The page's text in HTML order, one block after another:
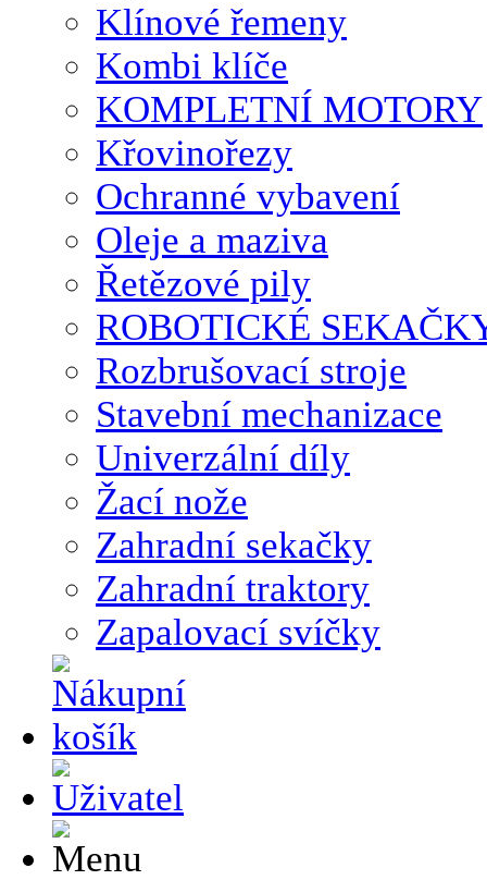
Klínové řemeny
Kombi klíče
KOMPLETNÍ MOTORY
Křovinořezy
Ochranné vybavení
Oleje a maziva
Řetězové pily
ROBOTICKÉ
Rozbrušovací stroje
Stavební mechanizace
Univerzální díly
Žací nože
Zahradní sekačky
Zahradní traktory
Zapalovací svíčky